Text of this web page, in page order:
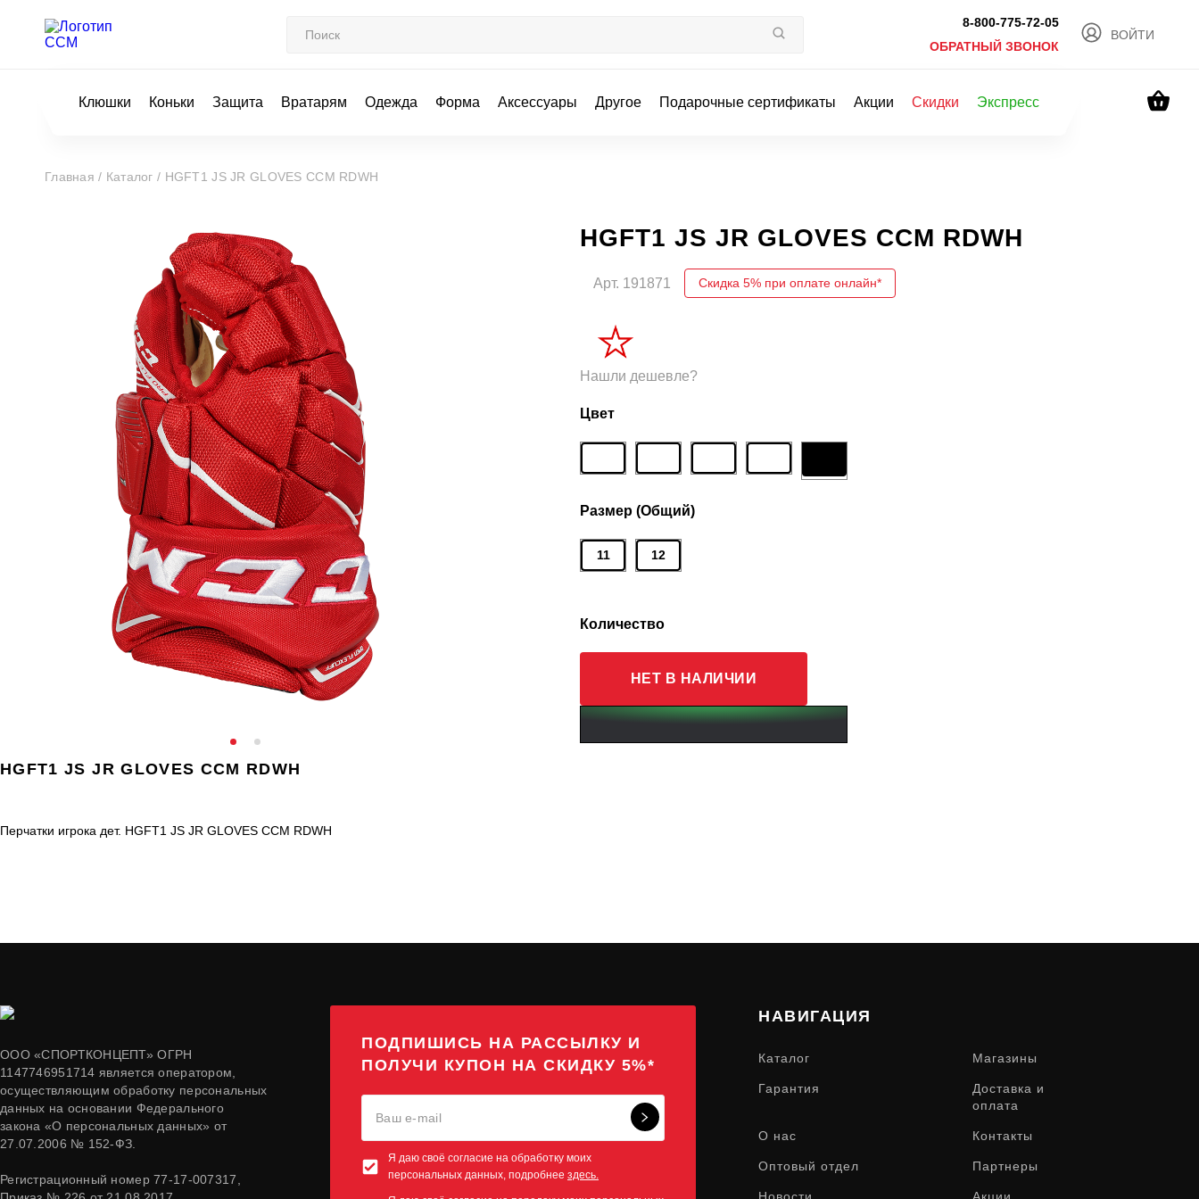
8-800-775-72-05
ОБРАТНЫЙ ЗВОНОК
ВОЙТИ
Клюшки Коньки Защита Вратарям Одежда Форма Аксессуары Другое Подарочные сертификаты Акции Скидки Экспресс
Главная / Каталог / HGFT1 JS JR GLOVES CCM RDWH
HGFT1 JS JR GLOVES CCM RDWH
Арт. 191871 Скидка 5% при оплате онлайн*
Нашли дешевле?
Цвет
Размер (Общий)
11 12
Количество
НЕТ В НАЛИЧИИ
HGFT1 JS JR GLOVES CCM RDWH
Перчатки игрока дет. HGFT1 JS JR GLOVES CCM RDWH
ООО «СПОРТКОНЦЕПТ» ОГРН
1147746951714 является оператором,
осуществляющим обработку персональных
данных на основании Федерального
закона «О персональных данных» от
27.07.2006 № 152-ФЗ.
Регистрационный номер 77-17-007317,
ПОДПИШИСЬ НА РАССЫЛКУ И
ПОЛУЧИ КУПОН НА СКИДКУ 5%*
Я даю своё согласие на обработку моих
персональных данных, подробнее здесь.
НАВИГАЦИЯ
Каталог Магазины
Гарантия
Доставка и
оплата
О нас Контакты
Оптовый отдел Партнеры